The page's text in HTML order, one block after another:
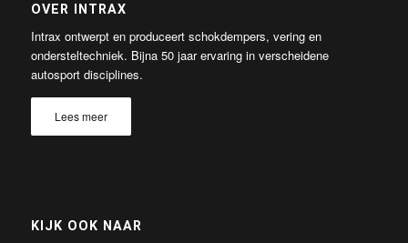
OVER INTRAX
Intrax ontwerpt en produceert schokdempers, vering en
ondersteltechniek. Bijna 50 jaar ervaring in verscheidene
autosport disciplines.
Lees meer
KIJK OOK NAAR